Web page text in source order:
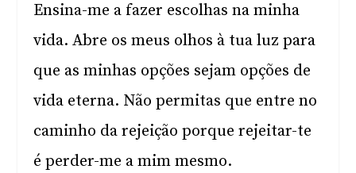
Ensina-me a fazer escolhas na minha
vida. Abre os meus olhos à tua luz para
que as minhas opções sejam opções de
vida eterna. Não permitas que entre no
caminho da rejeição porque rejeitar-te
é perder-me a mim mesmo.